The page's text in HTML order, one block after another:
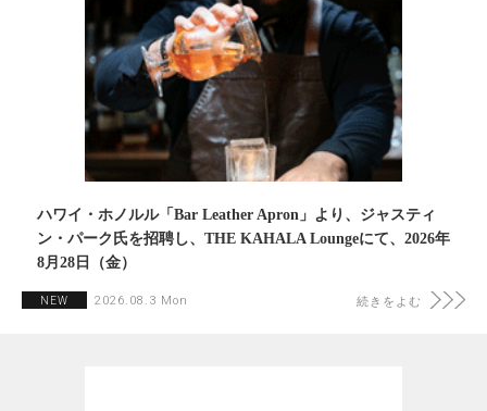
ハワイ・ホノルル「Bar Leather Apron」より、ジャスティ
ン・パーク氏を招聘し、THE KAHALA Loungeにて、2026年
8月28日（金）
NEW 2026.08.3 Mon 続きをよむ